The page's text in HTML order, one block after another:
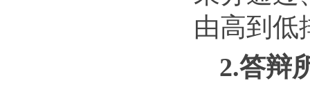
由高到低
2.答辩